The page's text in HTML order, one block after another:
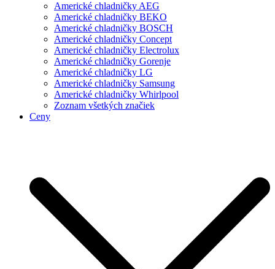
Americké chladničky AEG
Americké chladničky BEKO
Americké chladničky BOSCH
Americké chladničky Concept
Americké chladničky Electrolux
Americké chladničky Gorenje
Americké chladničky LG
Americké chladničky Samsung
Americké chladničky Whirlpool
Zoznam všetkých značiek
Ceny